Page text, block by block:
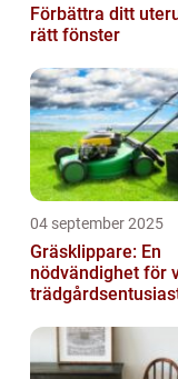
Förbättra ditt
rätt fönster
04 september 2025
Gräsklippare: En
nödvändighet för